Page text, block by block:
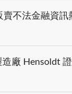
賣不法金融資訊
廠 Hensoldt